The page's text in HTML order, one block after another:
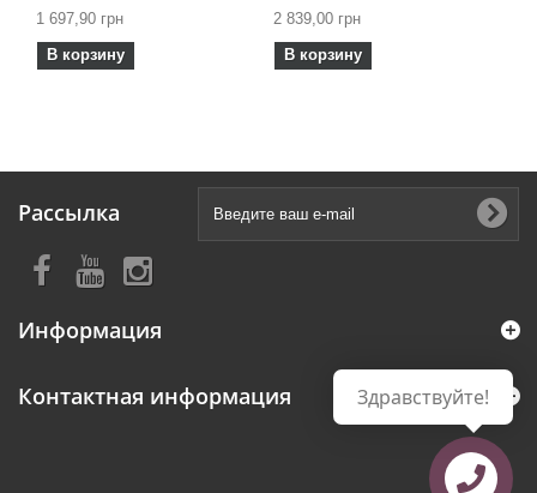
1 697,90 грн
В корзину
2 839,00 грн
В корзину
Рассылка
Информация
Контактная информация Здравствуйте!